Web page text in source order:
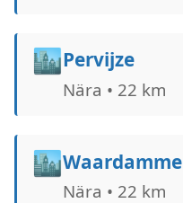
🏙️Pervijze
Nära • 22 km
🏙️Waardamme
Nära • 22 km